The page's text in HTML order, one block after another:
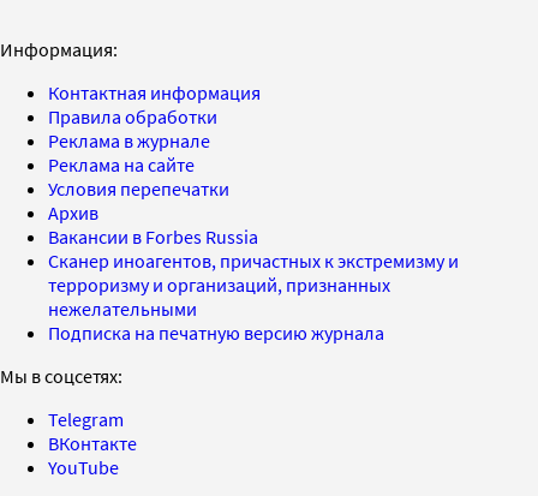
Информация:
Контактная информация
Правила обработки
Реклама в журнале
Реклама на сайте
Условия перепечатки
Архив
Вакансии в Forbes Russia
Сканер иноагентов, причастных к экстремизму и
терроризму и организаций, признанных
нежелательными
Подписка на печатную версию журнала
Мы в соцсетях:
Telegram
ВКонтакте
YouTube